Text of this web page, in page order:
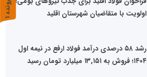
اولویت با متقاضیان شهرستان اقلید
رشد ۵۸ درصدی درآمد فولاد ارفع در نیمه اول
۱۴۰۴؛ فروش به ۱۳,۱۵۱ میلیارد تومان رسید
پ
ر
و
ن
د
ه
1